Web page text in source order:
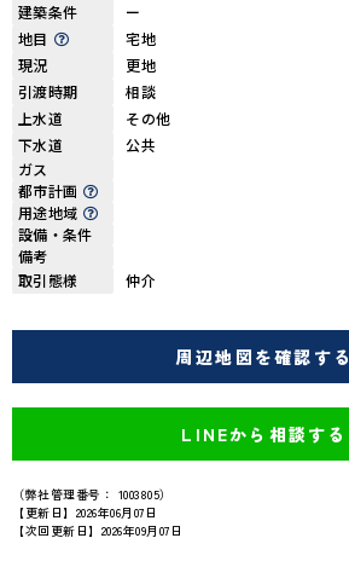
建築条件
ー
地目
宅地
現況
更地
引渡時期
相談
上水道
その他
下水道
公共
ガス
都市計画
用途地域
設備・条件
備考
取引態様
仲介
周辺地図を確認する
LINEから相談する
（弊社管理番号： 1003805）
【更新日】2026年06月07日
【次回更新日】2026年09月07日